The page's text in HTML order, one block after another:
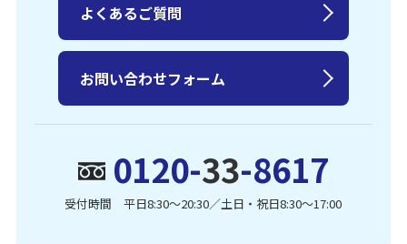
0120-33-8617
受付時間 平日8:30〜20:30／土日・祝日8:30〜17:00
よくあるご質問
お問い合わせフォーム